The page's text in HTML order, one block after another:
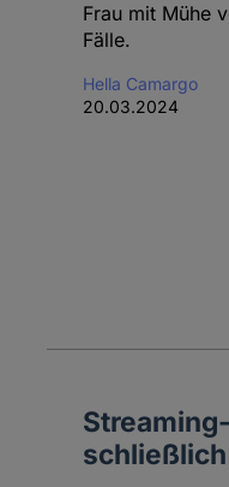
Frau mit Mühe
Fälle.
Hella Camargo
20.03.2024